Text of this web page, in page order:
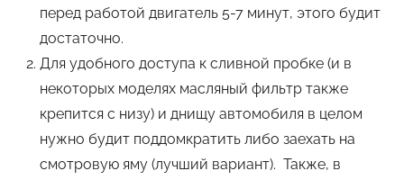
перед работой двигатель 5-7 минут, этого будит
достаточно.
Для удобного доступа к сливной пробке (и в
некоторых моделях масляный фильтр также
крепится с низу) и днищу автомобиля в целом
нужно будит поддомкратить либо заехать на
смотровую яму (лучший вариант). Также, в